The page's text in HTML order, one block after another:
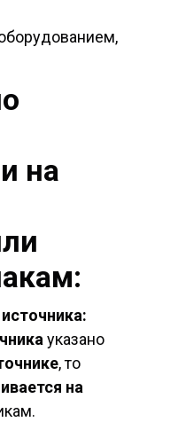
на
указано
, то
на